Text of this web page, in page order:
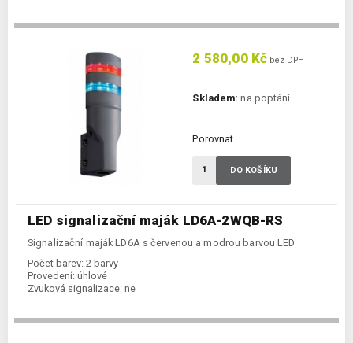
LED signalizační maják LD6A-2WQB-RS
Signalizační maják LD6A s červenou a modrou barvou LED
Počet barev: 2 barvy
Provedení: úhlové
Zvuková signalizace: ne
2 580,00 Kč bez DPH
Skladem: na poptání
Porovnat
DO KOŠÍKU